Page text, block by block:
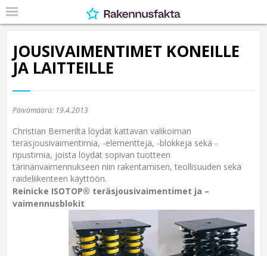
JOUSIVAIMENTIMET KONEILLE
JA LAITTEILLE
Päivämäärä: 19.4.2013
Christian Berneriltä löydät kattavan valikoiman
teräsjousivaimentimia, -elementtejä, -blokkeja sekä -
ripustimia, joista löydät sopivan tuotteen
tärinänvaimennukseen niin rakentamisen, teollisuuden sekä
raideliikenteen käyttöön.
Reinicke ISOTOP® teräsjousivaimentimet ja –
vaimennusblokit